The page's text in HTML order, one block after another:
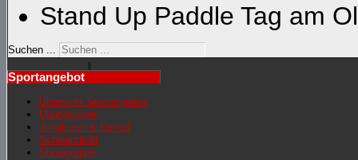
Stand Up Paddle Tag am
Suchen ...
Sportangebot
Übersicht Sportangebot
Übungsleiter
Jonglieren & Einrad
Schwarzlicht
Showgruppe